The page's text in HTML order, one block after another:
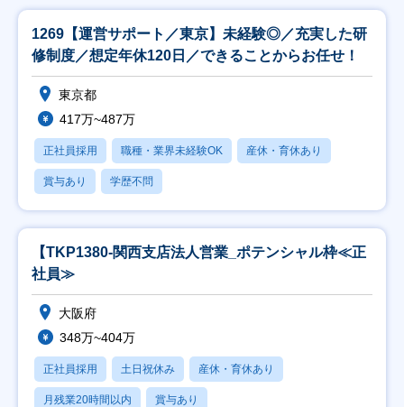
1269【運営サポート／東京】未経験◎／充実した研
修制度／想定年休120日／できることからお任せ！
東京都
417万~487万
正社員採用 職種・業界未経験OK 産休・育休あり
賞与あり 学歴不問
【TKP1380-関西支店法人営業_ポテンシャル枠≪正
社員≫
大阪府
348万~404万
正社員採用 土日祝休み 産休・育休あり
月残業20時間以内 賞与あり